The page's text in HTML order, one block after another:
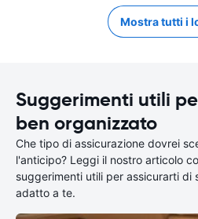
Mostra tutti i
Suggerimenti utili
ben organizzato
Che tipo di assicurazione dovrei
l'anticipo? Leggi il nostro articolo
suggerimenti utili per assicurarti di
adatto a te.